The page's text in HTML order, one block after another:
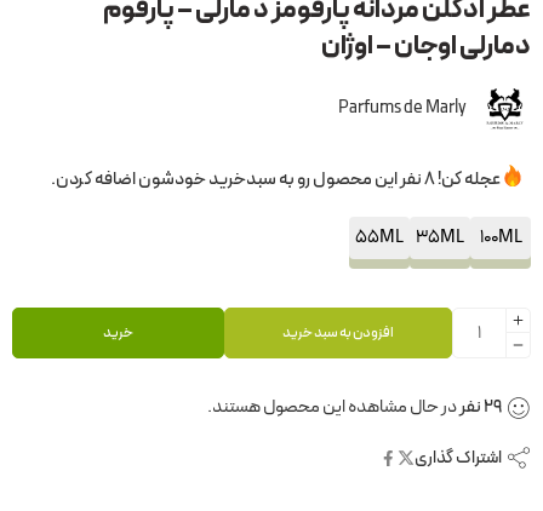
عطر ادکلن مردانه پارفومز د مارلی – پارفوم
دمارلی اوجان – اوژان
Parfums de Marly
عجله کن! 8 نفر این محصول رو به سبدخرید خودشون اضافه کردن.
100ML
35ML
55ML
افزودن به سبد خرید خرید
29نفردر حال مشاهده این محصول هستند.
اشتراک گذاری